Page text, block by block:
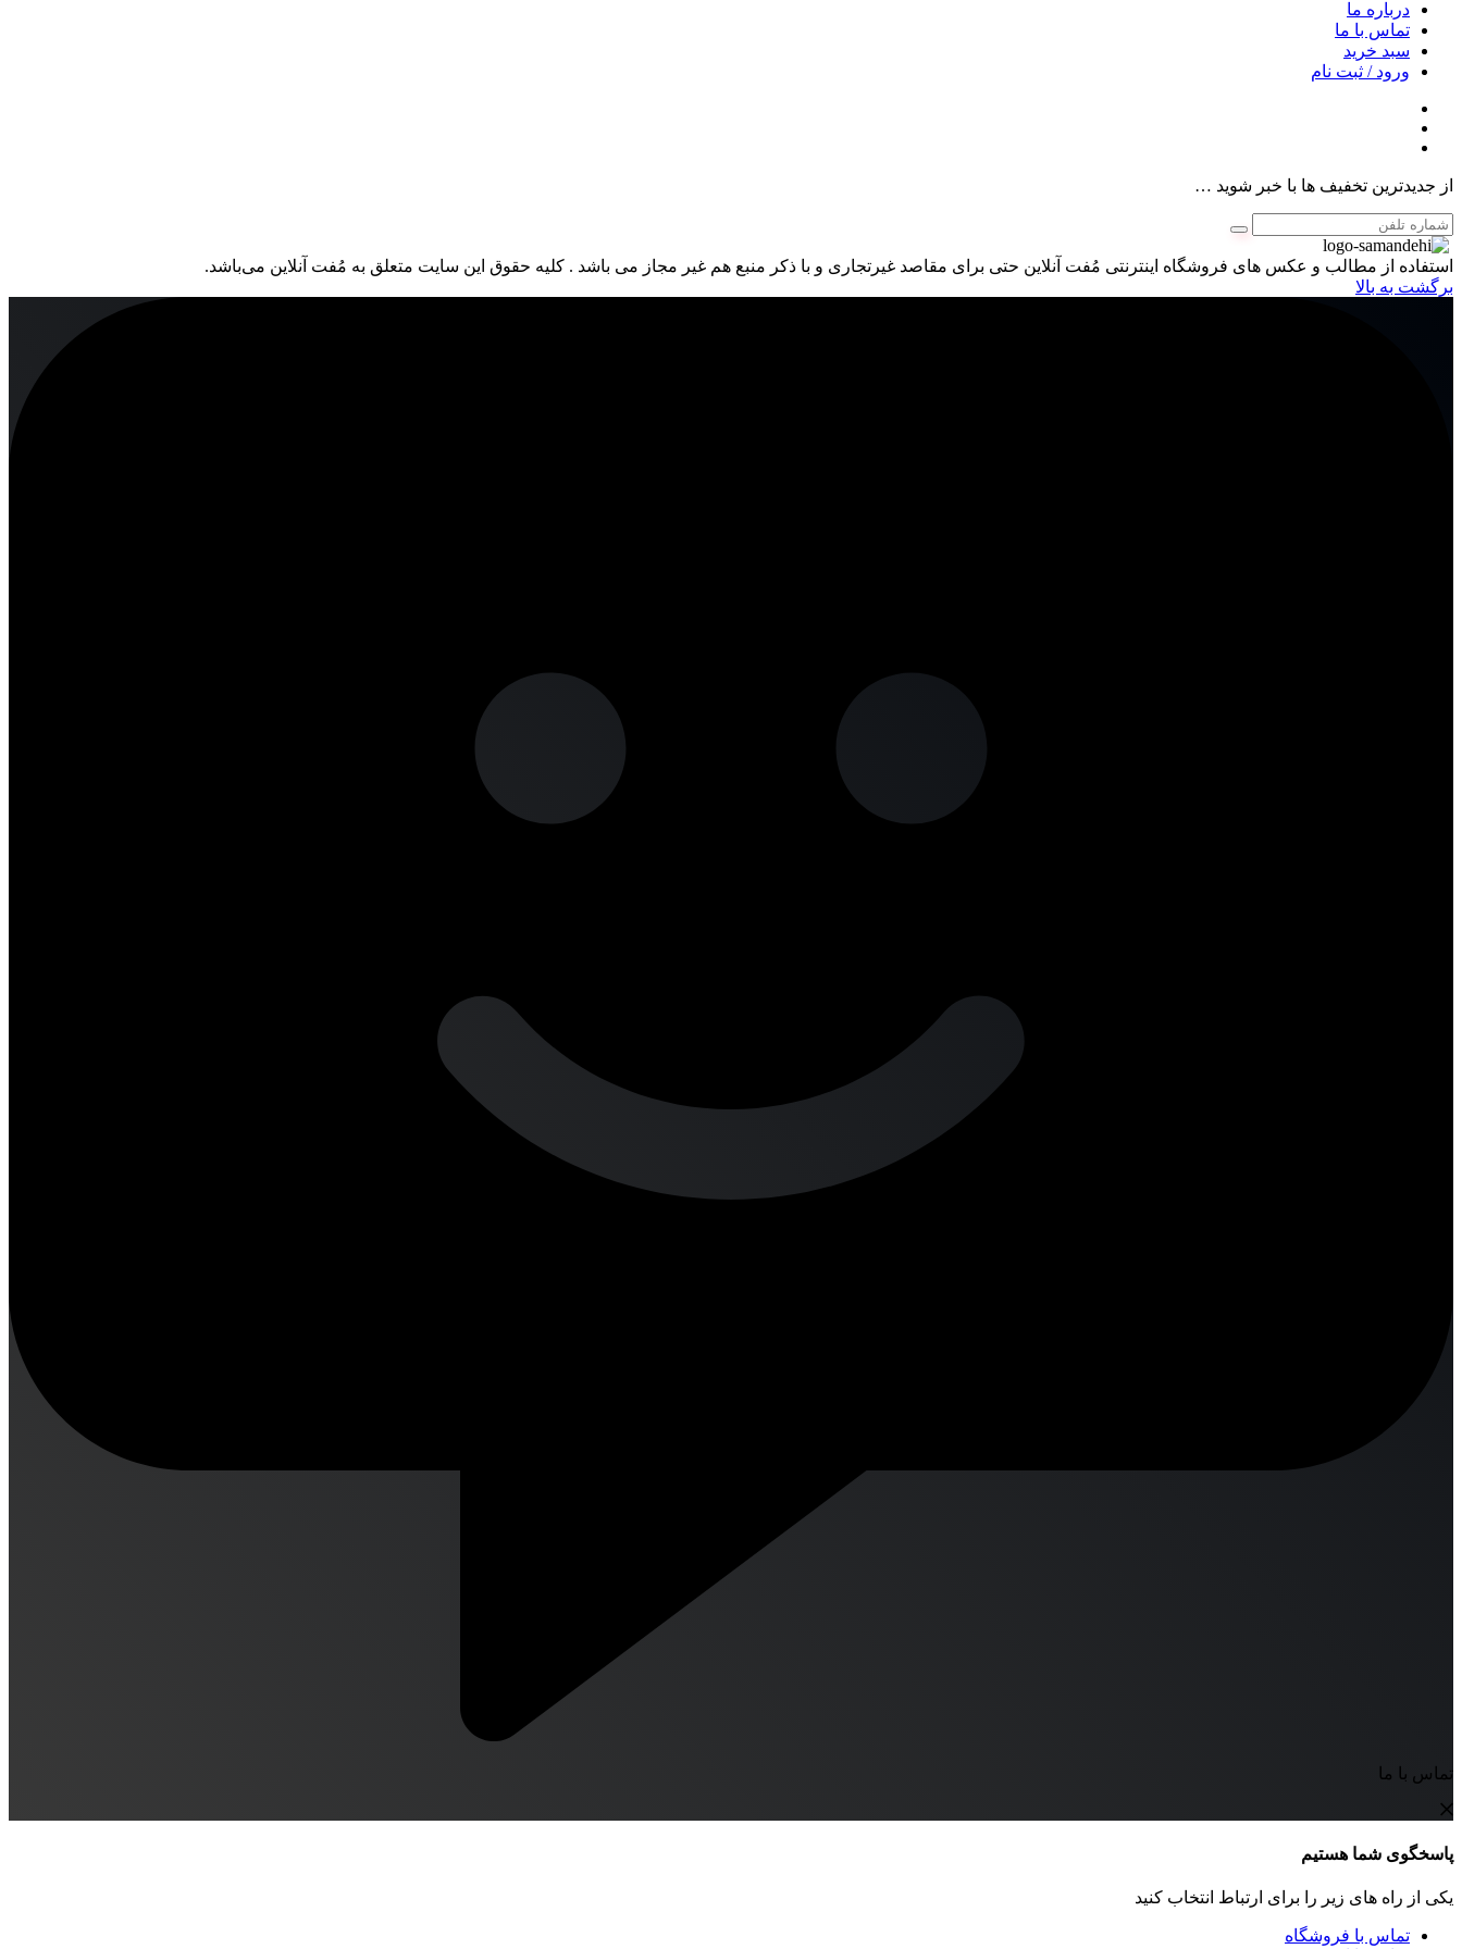
درباره ما
تماس با ما
سبد خرید
ورود / ثبت نام
از جدیدترین تخفیف ها با خبر شوید …
استفاده از مطالب و عکس های فروشگاه اینترنتی مُفت آنلاین حتی برای مقاصد غیرتجاری و با ذکر منبع هم غیر مجاز می باشد . کلیه حقوق این سایت متعلق به مُفت آنلاین می‌باشد.
برگشت به بالا
تماس با ما
پاسخگوی شما هستیم
یکی از راه های زیر را برای ارتباط انتخاب کنید
تماس با فروشگاه